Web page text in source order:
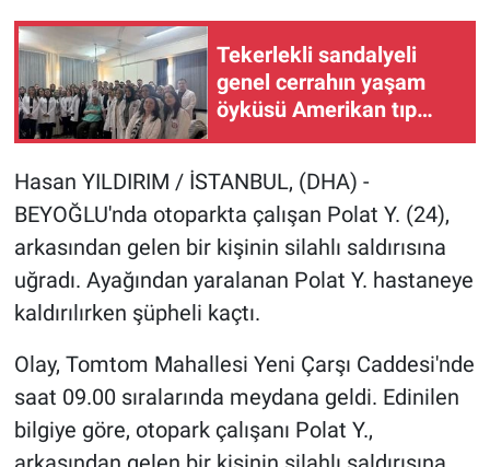
Tekerlekli sandalyeli
genel cerrahın yaşam
öyküsü Amerikan tıp
dergisinde
Hasan YILDIRIM / İSTANBUL, (DHA) -
BEYOĞLU'nda otoparkta çalışan Polat Y. (24),
arkasından gelen bir kişinin silahlı saldırısına
uğradı. Ayağından yaralanan Polat Y. hastaneye
kaldırılırken şüpheli kaçtı.
Olay, Tomtom Mahallesi Yeni Çarşı Caddesi'nde
saat 09.00 sıralarında meydana geldi. Edinilen
bilgiye göre, otopark çalışanı Polat Y.,